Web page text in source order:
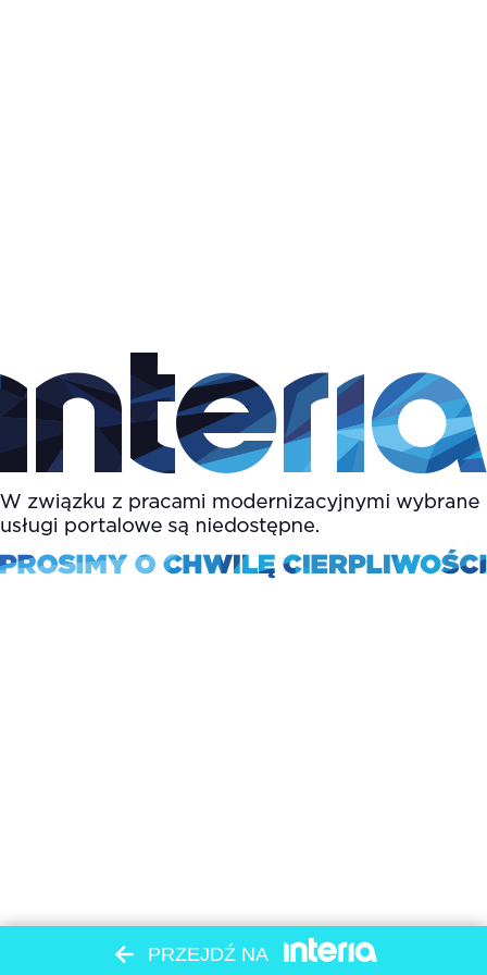
PRZEJDŹ NA